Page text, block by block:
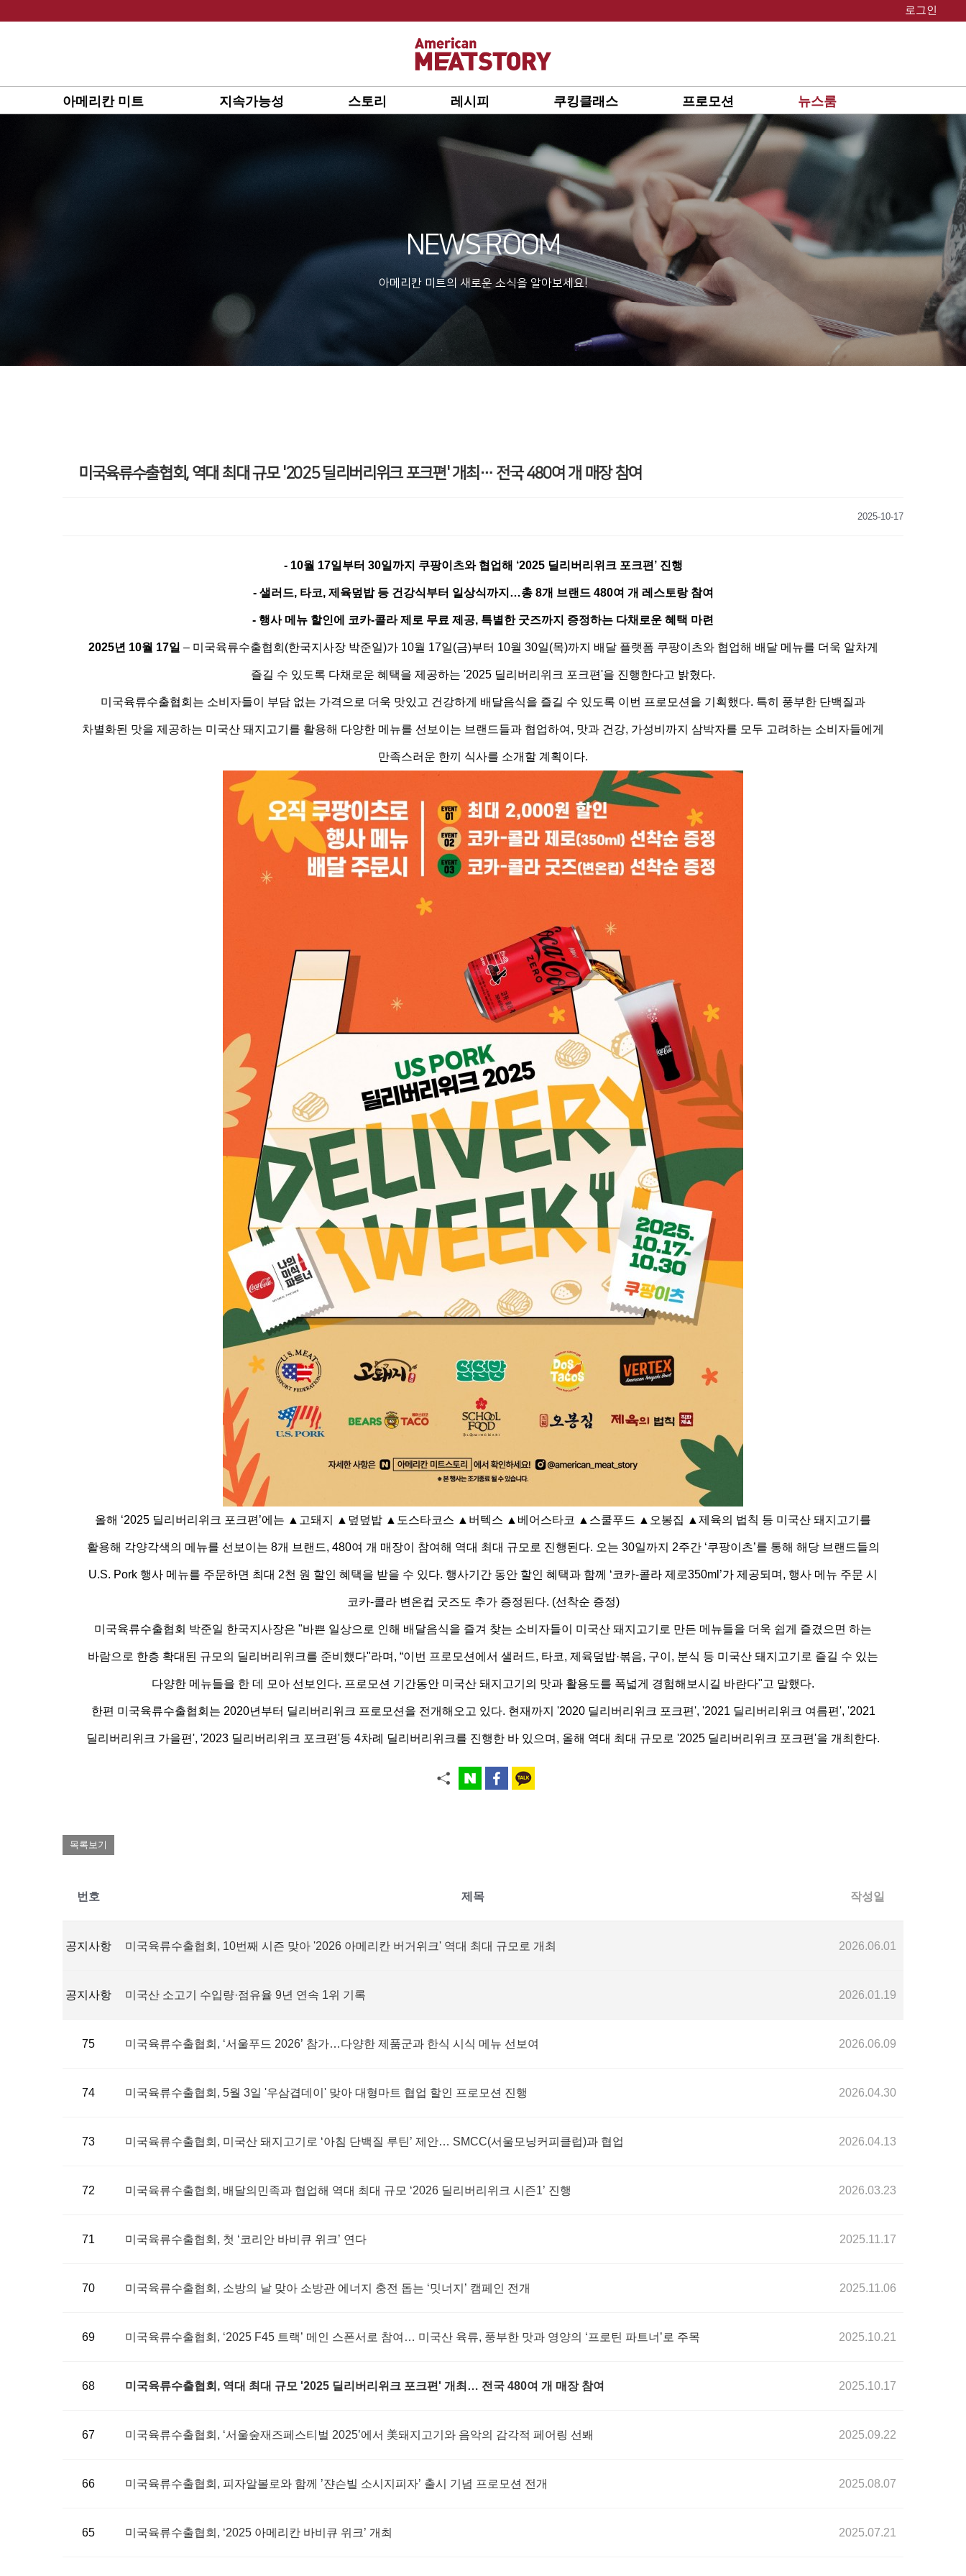
로그인
아메리칸 미트 지속가능성 스토리 레시피 쿠킹클래스 프로모션 뉴스룸
NEWS ROOM
아메리칸 미트의 새로운 소식을 알아보세요!
미국육류수출협회, 역대 최대 규모 '2025 딜리버리위크 포크편' 개최… 전국 480여 개 매장 참여
2025-10-17
- 10월 17일부터 30일까지 쿠팡이츠와 협업해 ‘2025 딜리버리위크 포크편’ 진행
- 샐러드, 타코, 제육덮밥 등 건강식부터 일상식까지…총 8개 브랜드 480여 개 레스토랑 참여
- 행사 메뉴 할인에 코카-콜라 제로 무료 제공, 특별한 굿즈까지 증정하는 다채로운 혜택 마련
2025년 10월 17일 – 미국육류수출협회(한국지사장 박준일)가 10월 17일(금)부터 10월 30일(목)까지 배달 플랫폼 쿠팡이츠와 협업해 배달 메뉴를 더욱 알차게
즐길 수 있도록 다채로운 혜택을 제공하는 '2025 딜리버리위크 포크편'을 진행한다고 밝혔다.
미국육류수출협회는 소비자들이 부담 없는 가격으로 더욱 맛있고 건강하게 배달음식을 즐길 수 있도록 이번 프로모션을 기획했다. 특히 풍부한 단백질과
차별화된 맛을 제공하는 미국산 돼지고기를 활용해 다양한 메뉴를 선보이는 브랜드들과 협업하여, 맛과 건강, 가성비까지 삼박자를 모두 고려하는 소비자들에게
만족스러운 한끼 식사를 소개할 계획이다.
올해 ‘2025 딜리버리위크 포크편’에는 ▲고돼지 ▲덮덮밥 ▲도스타코스 ▲버텍스 ▲베어스타코 ▲스쿨푸드 ▲오봉집 ▲제육의 법칙 등 미국산 돼지고기를
활용해 각양각색의 메뉴를 선보이는 8개 브랜드, 480여 개 매장이 참여해 역대 최대 규모로 진행된다. 오는 30일까지 2주간 ‘쿠팡이츠’를 통해 해당 브랜드들의
U.S. Pork 행사 메뉴를 주문하면 최대 2천 원 할인 혜택을 받을 수 있다. 행사기간 동안 할인 혜택과 함께 ‘코카-콜라 제로350ml’가 제공되며, 행사 메뉴 주문 시
코카-콜라 변온컵 굿즈도 추가 증정된다. (선착순 증정)
미국육류수출협회 박준일 한국지사장은 "바쁜 일상으로 인해 배달음식을 즐겨 찾는 소비자들이 미국산 돼지고기로 만든 메뉴들을 더욱 쉽게 즐겼으면 하는
바람으로 한층 확대된 규모의 딜리버리위크를 준비했다"라며, “이번 프로모션에서 샐러드, 타코, 제육덮밥·볶음, 구이, 분식 등 미국산 돼지고기로 즐길 수 있는
다양한 메뉴들을 한 데 모아 선보인다. 프로모션 기간동안 미국산 돼지고기의 맛과 활용도를 폭넓게 경험해보시길 바란다"고 말했다.
한편 미국육류수출협회는 2020년부터 딜리버리위크 프로모션을 전개해오고 있다. 현재까지 '2020 딜리버리위크 포크편', '2021 딜리버리위크 여름편', '2021
딜리버리위크 가을편', '2023 딜리버리위크 포크편'등 4차례 딜리버리위크를 진행한 바 있으며, 올해 역대 최대 규모로 '2025 딜리버리위크 포크편'을 개최한다.
목록보기
번호 제목 작성일
공지사항 미국육류수출협회, 10번째 시즌 맞아 '2026 아메리칸 버거위크' 역대 최대 규모로 개최 2026.06.01
공지사항 미국산 소고기 수입량·점유율 9년 연속 1위 기록 2026.01.19
75 미국육류수출협회, ‘서울푸드 2026’ 참가…다양한 제품군과 한식 시식 메뉴 선보여 2026.06.09
74 미국육류수출협회, 5월 3일 '우삼겹데이' 맞아 대형마트 협업 할인 프로모션 진행 2026.04.30
73 미국육류수출협회, 미국산 돼지고기로 ‘아침 단백질 루틴’ 제안… SMCC(서울모닝커피클럽)과 협업 2026.04.13
72 미국육류수출협회, 배달의민족과 협업해 역대 최대 규모 ‘2026 딜리버리위크 시즌1’ 진행 2026.03.23
71 미국육류수출협회, 첫 ‘코리안 바비큐 위크’ 연다 2025.11.17
70 미국육류수출협회, 소방의 날 맞아 소방관 에너지 충전 돕는 ‘밋너지’ 캠페인 전개 2025.11.06
69 미국육류수출협회, ‘2025 F45 트랙’ 메인 스폰서로 참여… 미국산 육류, 풍부한 맛과 영양의 ‘프로틴 파트너’로 주목 2025.10.21
68 미국육류수출협회, 역대 최대 규모 '2025 딜리버리위크 포크편' 개최… 전국 480여 개 매장 참여 2025.10.17
67 미국육류수출협회, ‘서울숲재즈페스티벌 2025’에서 美돼지고기와 음악의 감각적 페어링 선봬 2025.09.22
66 미국육류수출협회, 피자알볼로와 함께 ’쟌슨빌 소시지피자’ 출시 기념 프로모션 전개 2025.08.07
65 미국육류수출협회, ‘2025 아메리칸 바비큐 위크’ 개최 2025.07.21